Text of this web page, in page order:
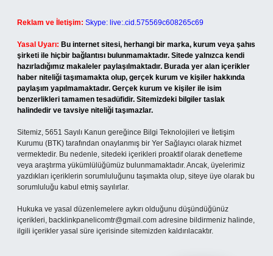
Reklam ve İletişim: Skype: live:.cid.575569c608265c69
Yasal Uyarı: Bu internet sitesi, herhangi bir marka, kurum veya şahıs
şirketi ile hiçbir bağlantısı bulunmamaktadır. Sitede yalnızca kendi
hazırladığımız makaleler paylaşılmaktadır. Burada yer alan içerikler
haber niteliği taşımamakta olup, gerçek kurum ve kişiler hakkında
paylaşım yapılmamaktadır. Gerçek kurum ve kişiler ile isim
benzerlikleri tamamen tesadüfidir. Sitemizdeki bilgiler taslak
halindedir ve tavsiye niteliği taşımazlar.
Sitemiz, 5651 Sayılı Kanun gereğince Bilgi Teknolojileri ve İletişim
Kurumu (BTK) tarafından onaylanmış bir Yer Sağlayıcı olarak hizmet
vermektedir. Bu nedenle, sitedeki içerikleri proaktif olarak denetleme
veya araştırma yükümlülüğümüz bulunmamaktadır. Ancak, üyelerimiz
yazdıkları içeriklerin sorumluluğunu taşımakta olup, siteye üye olarak bu
sorumluluğu kabul etmiş sayılırlar.
Hukuka ve yasal düzenlemelere aykırı olduğunu düşündüğünüz
içerikleri, backlinkpanelicomtr@gmail.com adresine bildirmeniz halinde,
ilgili içerikler yasal süre içerisinde sitemizden kaldırılacaktır.